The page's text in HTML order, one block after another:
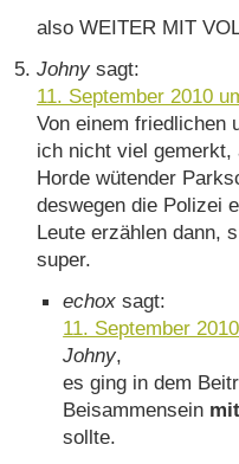
also WEITER MIT
Johny sagt:
11. September 2010
Von einem friedlichen
ich nicht viel gemerkt,
Horde wütender
deswegen die Polizei
Leute erzählen dann,
super.
echox sagt:
11. September
Johny,
es ging in dem
Beisammensein
sollte.